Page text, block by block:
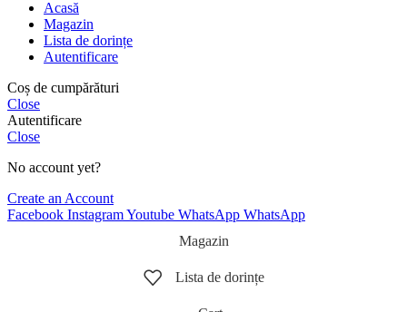
Acasă
Magazin
Lista de dorințe
Autentificare
Coș de cumpărături
Close
Autentificare
Close
No account yet?
Create an Account
Facebook InstagramYoutube WhatsApp WhatsApp
Magazin
Lista de dorințe